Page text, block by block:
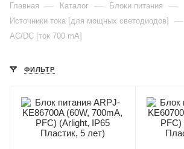
Главная — Каталог — Блоки питания —
Источники тока [для мощных светодиодов] —
AC/DC [ток 700 mA]
ФИЛЬТР